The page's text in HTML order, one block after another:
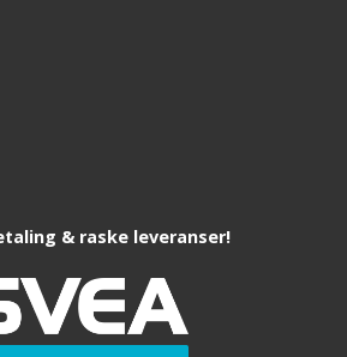
& raske leveranser!